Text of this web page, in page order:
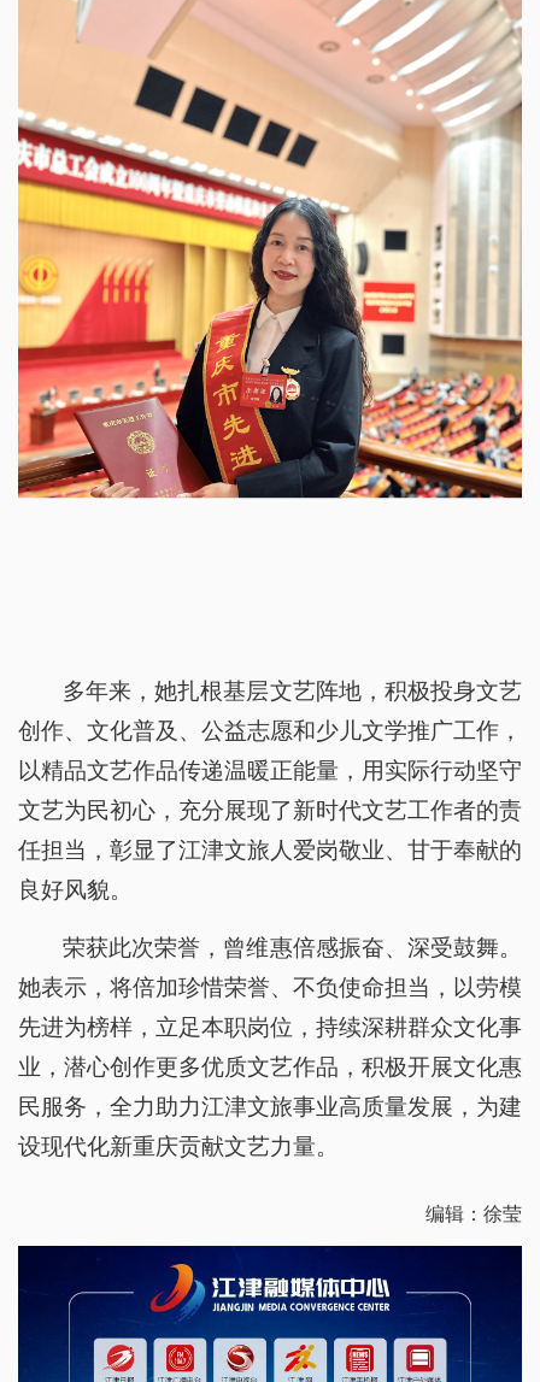
多年来，她扎根基层文艺阵地，积极投身文艺
创作、文化普及、公益志愿和少儿文学推广工作，
以精品文艺作品传递温暖正能量，用实际行动坚守
文艺为民初心，充分展现了新时代文艺工作者的责
任担当，彰显了江津文旅人爱岗敬业、甘于奉献的
良好风貌。
荣获此次荣誉，曾维惠倍感振奋、深受鼓舞。
她表示，将倍加珍惜荣誉、不负使命担当，以劳模
先进为榜样，立足本职岗位，持续深耕群众文化事
业，潜心创作更多优质文艺作品，积极开展文化惠
民服务，全力助力江津文旅事业高质量发展，为建
设现代化新重庆贡献文艺力量。
编辑：徐莹